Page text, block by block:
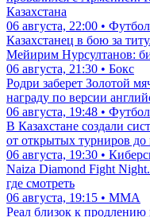
Казахстана
06 августа, 22:00 • Футбол
Казахстанец в бою за
Мейирим Нурсултанов:
06 августа, 21:30 • Бокс
Родри заберет Золотой
награду по версии
06 августа, 19:48 • Футбол
В Казахстане создали
от открытых турниров
06 августа, 19:30 •
Naiza Diamond Fight
где смотреть
06 августа, 19:15 • ММА
Реал близок к